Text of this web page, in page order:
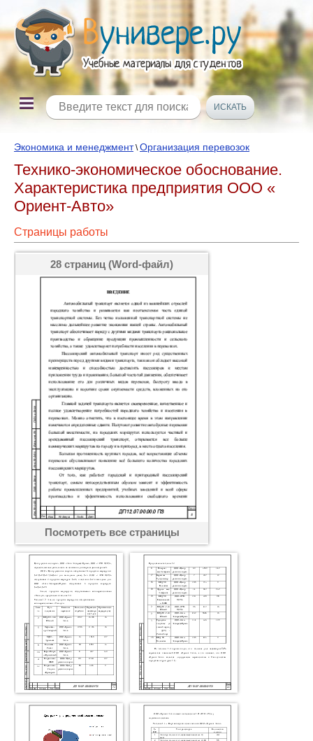
Экономика и менеджмент\Организация перевозок
Технико-экономическое обоснование.
Характеристика предприятия ООО «
Ориент-Авто»
Страницы работы
28 страниц (Word-файл)
Посмотреть все страницы